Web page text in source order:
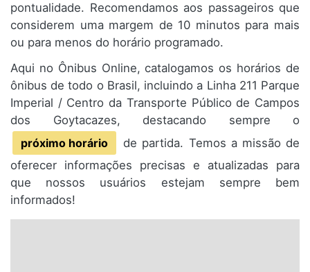
pontualidade. Recomendamos aos passageiros que
considerem uma margem de 10 minutos para mais
ou para menos do horário programado.
Aqui no Ônibus Online, catalogamos os horários de
ônibus de todo o Brasil, incluindo a Linha 211 Parque
Imperial / Centro da Transporte Público de Campos
dos Goytacazes, destacando sempre o
próximo horário
de partida. Temos a missão de
oferecer informações precisas e atualizadas para
que nossos usuários estejam sempre bem
informados!